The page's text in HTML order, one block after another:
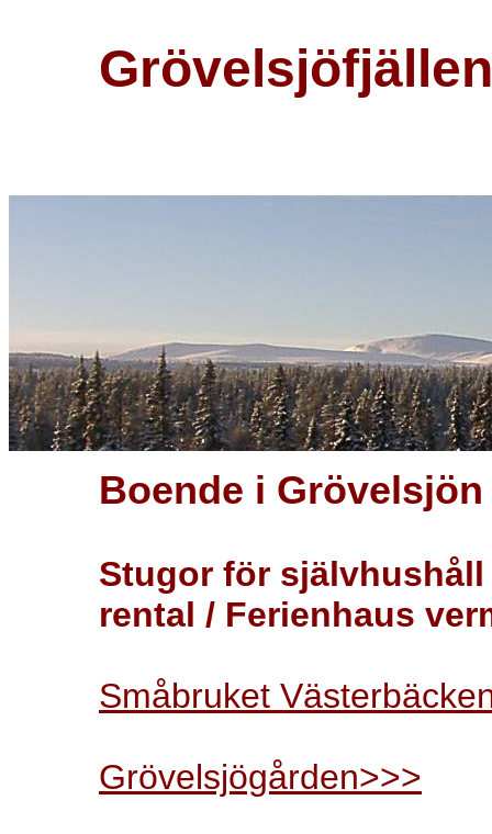
Grövelsjöfjällen
Boende i Grövelsjön
Stugor för självhushåll
rental / Ferienhaus
Småbruket
Grövelsjögården>>>